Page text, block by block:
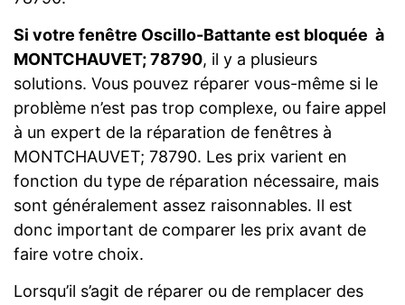
Si votre fenêtre Oscillo-Battante est bloquée à
MONTCHAUVET; 78790, il y a plusieurs
solutions. Vous pouvez réparer vous-même si le
problème n’est pas trop complexe, ou faire appel
à un expert de la réparation de fenêtres à
MONTCHAUVET; 78790. Les prix varient en
fonction du type de réparation nécessaire, mais
sont généralement assez raisonnables. Il est
donc important de comparer les prix avant de
faire votre choix.
Lorsqu’il s’agit de réparer ou de remplacer des